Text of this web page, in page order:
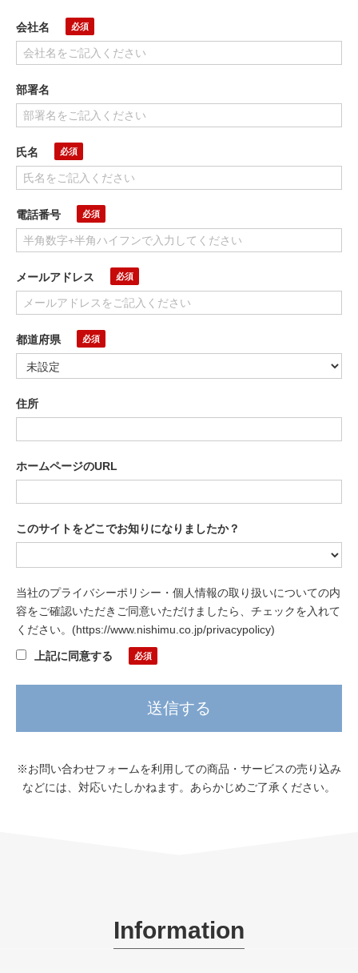
会社名
部署名
氏名
電話番号
メールアドレス
都道府県
住所
ホームページのURL
このサイトをどこでお知りになりましたか？
当社のプライバシーポリシー・個人情報の取り扱いについての内
容をご確認いただきご同意いただけましたら、チェックを入れて
ください。 (https://www.nishimu.co.jp/privacypolicy)
上記に同意する
※お問い合わせフォームを利用しての商品・サービスの売り込み
などには、対応いたしかねます。あらかじめご了承ください。
Information